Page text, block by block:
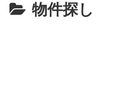
物件探し